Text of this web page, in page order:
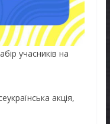
учасників на
акція,